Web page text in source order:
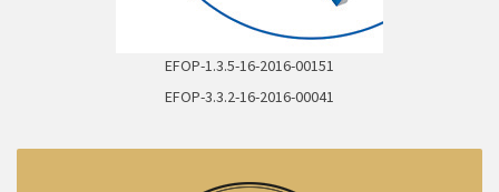
EFOP-1.3.5-16-2016-00151
EFOP-3.3.2-16-2016-00041